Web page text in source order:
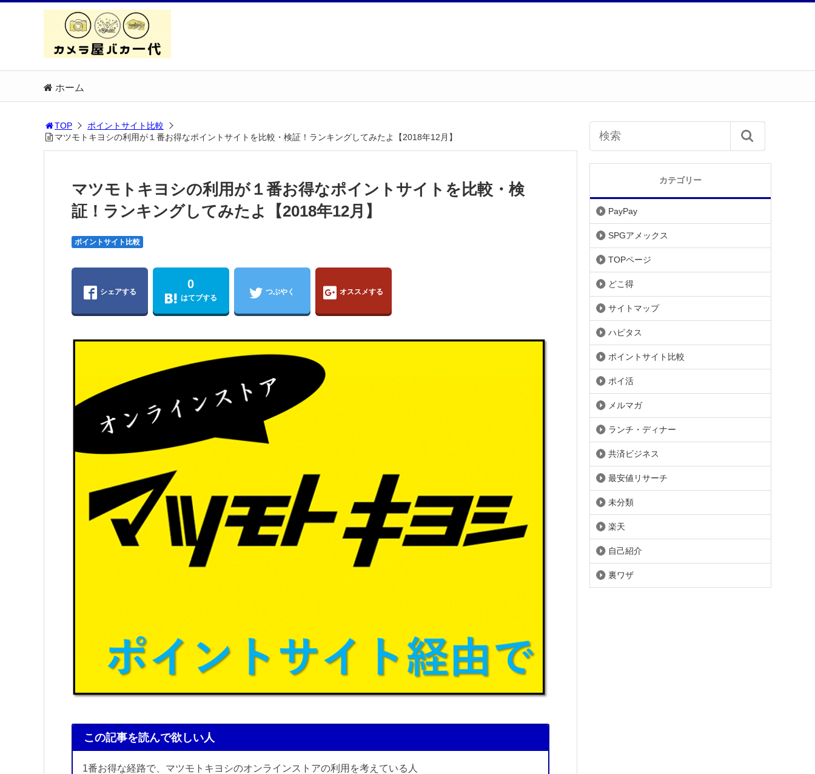
ホーム
TOP
ポイントサイト比較
マツモトキヨシの利用が１番お得なポイントサイトを比較・検証！ランキングしてみたよ【2018年12月】
マツモトキヨシの利用が１番お得なポイントサイトを比較・検
証！ランキングしてみたよ【2018年12月】
ポイントサイト比較
シェアする
0
はてブする
つぶやく オススメする
この記事を読んで欲しい人
1番お得な経路で、マツモトキヨシのオンラインストアの利用を考えている人
カテゴリー
PayPay
SPGアメックス
TOPページ
どこ得
サイトマップ
ハピタス
ポイントサイト比較
ポイ活
メルマガ
ランチ・ディナー
共済ビジネス
最安値リサーチ
未分類
楽天
自己紹介
裏ワザ